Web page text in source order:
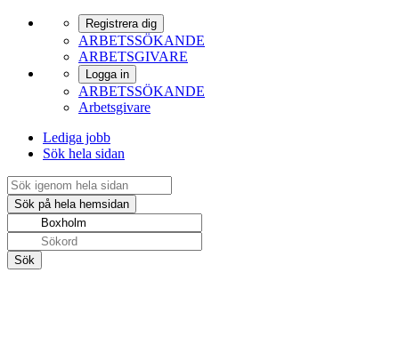
Registrera dig
ARBETSSÖKANDE
ARBETSGIVARE
Logga in
ARBETSSÖKANDE
Arbetsgivare
Lediga jobb
Sök hela sidan